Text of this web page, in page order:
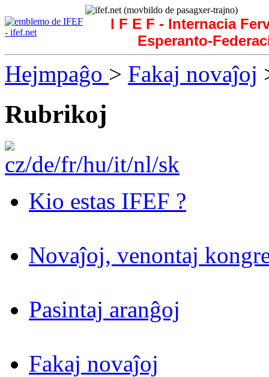
I F E F - Internacia
Esperanto-
Hejmpaĝo > Fakaj novaĵoj
Rubrikoj
Kio estas IFEF ?
Novaĵoj, venontaj
Pasintaj aranĝoj
Fakaj novaĵoj